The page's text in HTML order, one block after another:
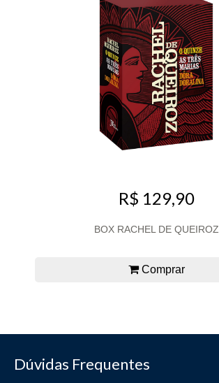
R$ 129,90
BOX RACHEL DE QUEIROZ
Comprar
Dúvidas Frequentes